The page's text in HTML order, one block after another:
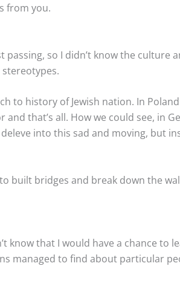
from you.
so I didn’t know the culture
to history of Jewish nation. In
that’s all. How we could see, in
into this sad and moving, but
built bridges and break down the
know that I would have a chance to
managed to find about particular